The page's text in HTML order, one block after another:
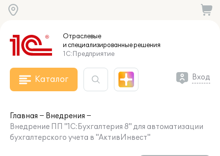
Отраслевые
и специализированныерешения
1С:Предприятие
Каталог Вход
Главная
Внедрения
Внедрение ПП "1С:Бухгалтерия 8" для автоматизации
бухгалтерского учета в "АктивИнвест"